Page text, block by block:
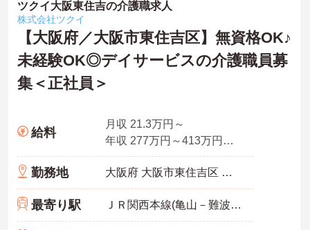
ツクイ大阪東住吉の介護職求人
株式会社ツクイ
【大阪府／大阪市東住吉区】無資格OK♪
未経験OK◎デイサービスの介護職員募
集＜正社員＞
給料
月収 21.3万円～
年収 277万円～413万円程度
勤務地 大阪府 大阪市東住吉区 杭全5-5-22
最寄り駅 ＪＲ関西本線(亀山－難波)「東部市場前駅」徒歩7分